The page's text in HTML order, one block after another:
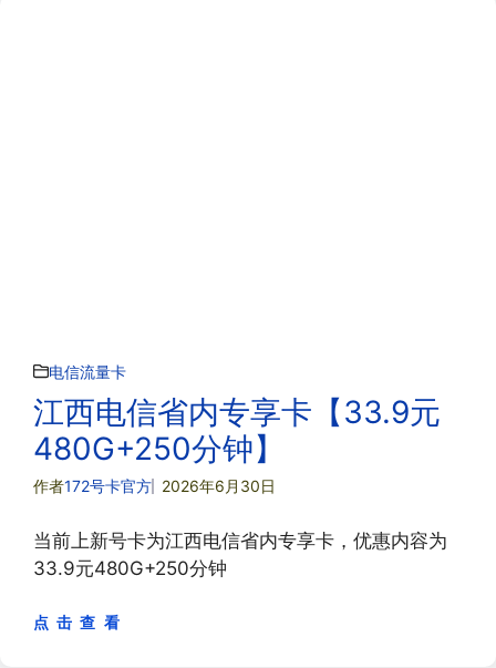
电信流量卡
江西电信省内专享卡【33.9元
480G+250分钟】
作者172号卡官方 2026年6月30日
当前上新号卡为江西电信省内专享卡，优惠内容为
33.9元480G+250分钟
点 击 查 看